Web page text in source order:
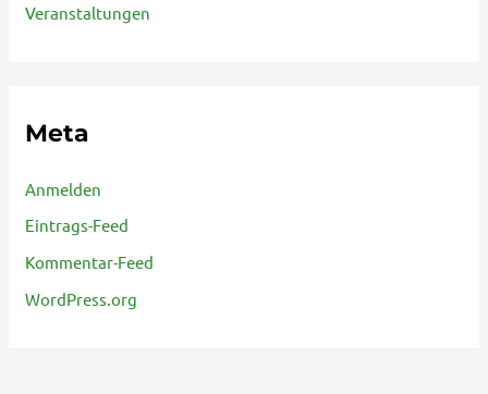
Veranstaltungen
Meta
Anmelden
Eintrags-Feed
Kommentar-Feed
WordPress.org